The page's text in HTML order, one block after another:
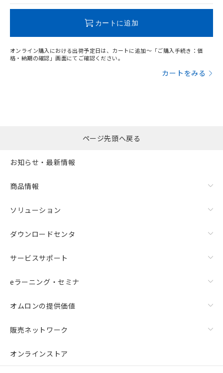
カートに追加
オンライン購入における出荷予定日は、カートに追加～「ご購入手続き：価
格・納期の確認」画面にてご確認ください。
カートをみる
ページ先頭へ戻る
お知らせ・最新情報
商品情報
ソリューション
ダウンロードセンタ
サービスサポート
eラーニング・セミナ
オムロンの提供価値
販売ネットワーク
オンラインストア